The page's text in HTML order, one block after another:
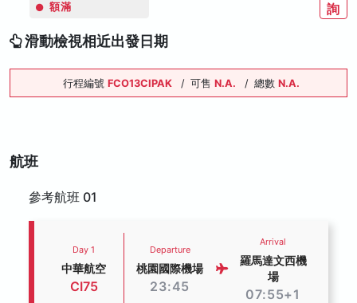
額滿
詢
滑動檢視相近出發日期
行程編號 FCO13CIPAK / 可售 N.A. / 總數 N.A.
航班
參考航班 01
Day 1
中華航空
CI75
Departure
桃園國際機場
23:45
Arrival
羅馬達文西機
場
07:55+1